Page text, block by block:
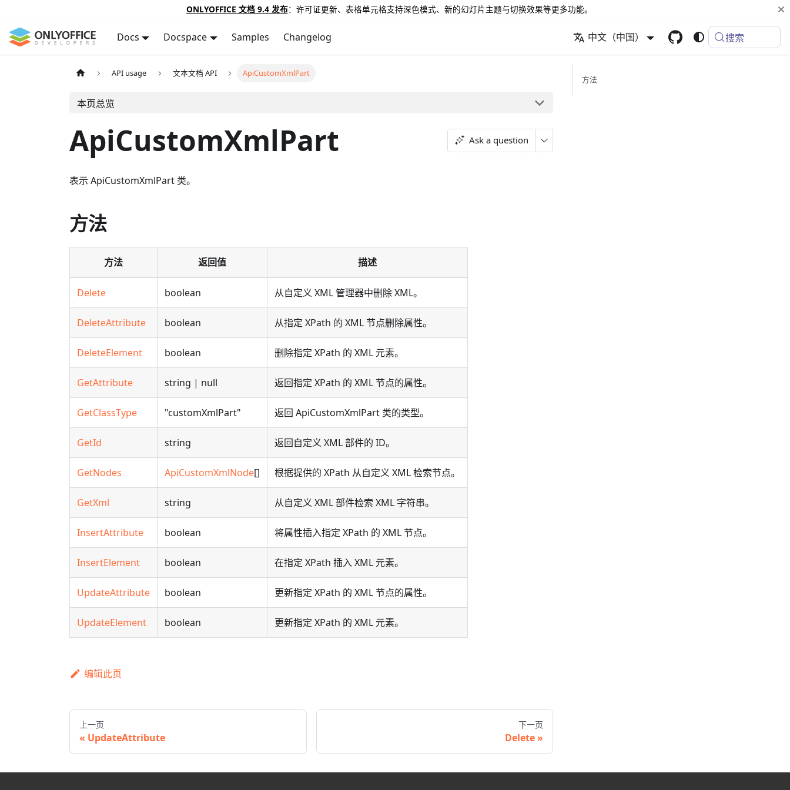
ONLYOFFICE 文档 9.4 发布：许可证更新、表格单元格支持深色模式、新的幻灯片主题与切换效果等更多功能。
Docs Docspace Samples Changelog 中文（中国） 搜索
API usage 文本文档 API ApiCustomXmlPart
本页总览
ApiCustomXmlPart Ask a question
表示 ApiCustomXmlPart 类。
方法
方法 返回值 描述
Delete boolean 从自定义 XML 管理器中删除 XML。
DeleteAttribute boolean 从指定 XPath 的 XML 节点删除属性。
DeleteElement boolean 删除指定 XPath 的 XML 元素。
GetAttribute string | null 返回指定 XPath 的 XML 节点的属性。
GetClassType "customXmlPart" 返回 ApiCustomXmlPart 类的类型。
GetId string 返回自定义 XML 部件的 ID。
GetNodes ApiCustomXmlNode[] 根据提供的 XPath 从自定义 XML 检索节点。
GetXml string 从自定义 XML 部件检索 XML 字符串。
InsertAttribute boolean 将属性插入指定 XPath 的 XML 节点。
InsertElement boolean 在指定 XPath 插入 XML 元素。
UpdateAttribute boolean 更新指定 XPath 的 XML 节点的属性。
UpdateElement boolean 更新指定 XPath 的 XML 元素。
编辑此页
上一页
UpdateAttribute
下一页
Delete
方法